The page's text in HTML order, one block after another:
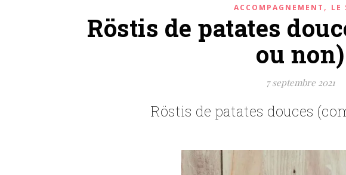
ACCOMPAGNEMENT , LE
Röstis de patates
ou non)
7 septembre 2021
Röstis de patates douces